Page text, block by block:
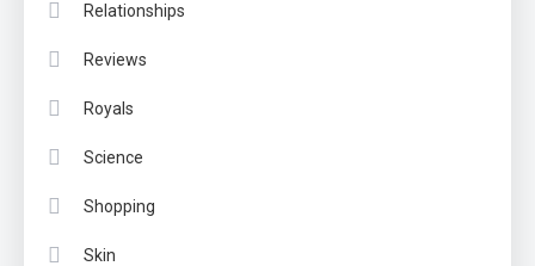
Relationships
Reviews
Royals
Science
Shopping
Skin